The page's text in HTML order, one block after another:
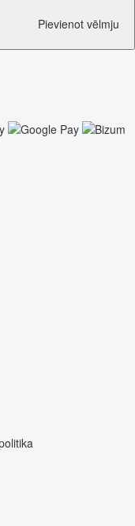
Pievienot vēlmju